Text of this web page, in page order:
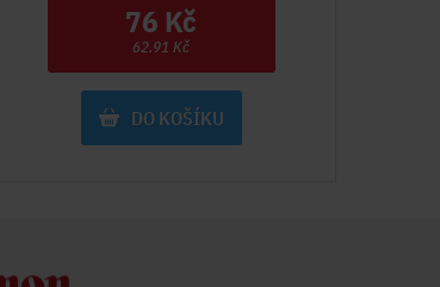
76 Kč
62.91 Kč
DO KOŠÍKU